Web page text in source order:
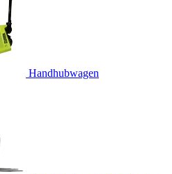
Handhubwagen